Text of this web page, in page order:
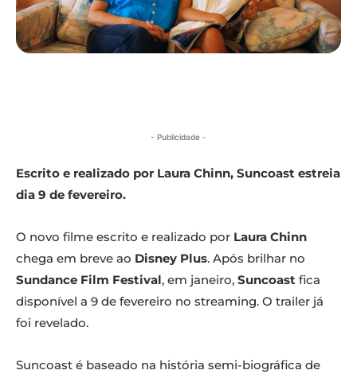
- Publicidade -
Escrito e realizado por Laura Chinn, Suncoast estreia
dia 9 de fevereiro.
O novo filme escrito e realizado por Laura Chinn
chega em breve ao Disney Plus. Após brilhar no
Sundance Film Festival, em janeiro, Suncoast fica
disponível a 9 de fevereiro no streaming. O trailer já
foi revelado.
Suncoast é baseado na história semi-biográfica de